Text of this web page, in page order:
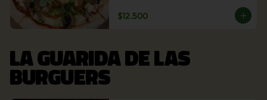
$12.500
LA GUARIDA DE LAS
BURGUERS